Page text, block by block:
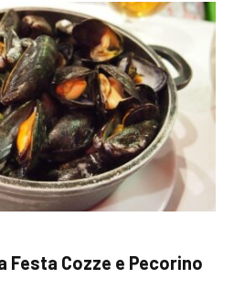
Festa Cozze e Pecorino